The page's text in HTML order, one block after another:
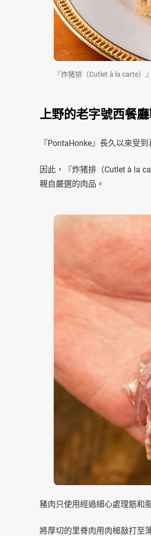
『炸猪排（Cutlet à la carte
上野的老字號西餐
『PontaHonke』長久以來受
因此，『炸猪排（Cutlet à la
親自嚴選的肉品。
豬肉只使用經過細心處理筋和
將厚切的里脊肉用肉槌敲打至